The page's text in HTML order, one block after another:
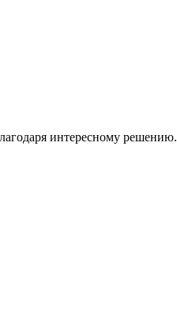
интересному решению.